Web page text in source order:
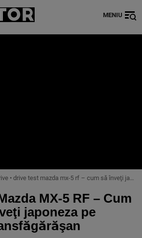
MENIU
• drive test mazda mx-5 rf – cum să înveţi japoneza pe transfăgărăşan
MX-5 RF – Cum
japoneza pe